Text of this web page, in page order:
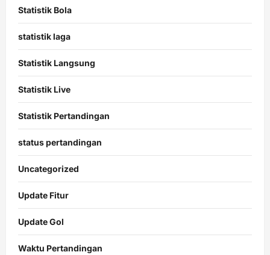
Statistik Bola
statistik laga
Statistik Langsung
Statistik Live
Statistik Pertandingan
status pertandingan
Uncategorized
Update Fitur
Update Gol
Waktu Pertandingan